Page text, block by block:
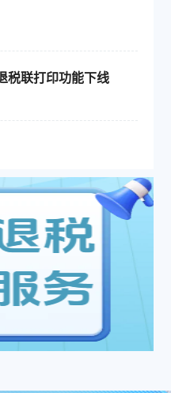
税联打印功能下线